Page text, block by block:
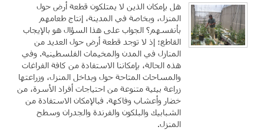
هل بإمكان الذين لا يمتلكون قطعة أرض حول
المنزل، وبخاصة في المدينة، إنتاج طعامهم
بأنفسهم؟ الجواب على هذا السؤال هو بالإيجاب
القاطع؛ إذ لا توجد قطعة أرض حول العديد من
المنازل في المدن والمخيمات الفلسطينية. وفي
هذه الحالة، بإمكاننا الاستفادة من كافة الفراغات
والمساحات المتاحة حول وبداخل المنزل، وزراعتها
زراعة بيئية متنوعة من احتياجات أفراد الأسرة، من
خضار وأعشاب وفاكهة. فبالإمكان الاستفادة من
الشبابيك والبلكون والفرندة والجدران وسطح
المنزل.